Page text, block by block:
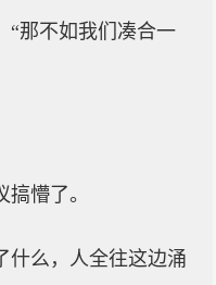
“那不如我们凑合一
懵了。
什么，人全往这边涌